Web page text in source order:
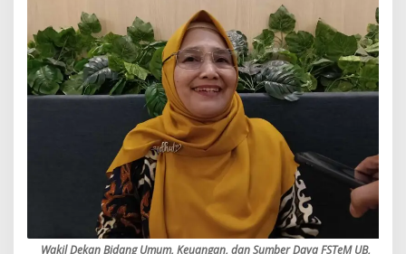
Wakil Dekan Bidang Umum, Keuangan, dan Sumber Daya FSTeM UB,